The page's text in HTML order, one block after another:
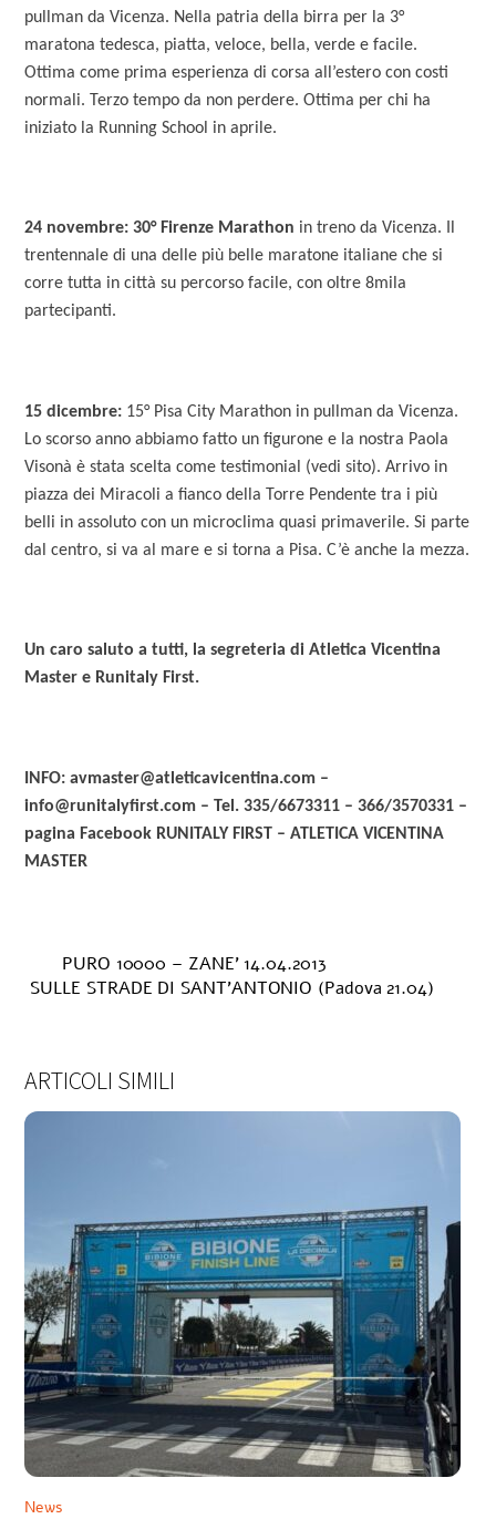
pullman da Vicenza. Nella patria della birra per la 3°
maratona tedesca, piatta, veloce, bella, verde e facile.
Ottima come prima esperienza di corsa all’estero con costi
normali. Terzo tempo da non perdere. Ottima per chi ha
iniziato la Running School in aprile.
24 novembre: 30° Firenze Marathon in treno da Vicenza. Il
trentennale di una delle più belle maratone italiane che si
corre tutta in città su percorso facile, con oltre 8mila
partecipanti.
15 dicembre: 15° Pisa City Marathon in pullman da Vicenza.
Lo scorso anno abbiamo fatto un figurone e la nostra Paola
Visonà è stata scelta come testimonial (vedi sito). Arrivo in
piazza dei Miracoli a fianco della Torre Pendente tra i più
belli in assoluto con un microclima quasi primaverile. Si parte
dal centro, si va al mare e si torna a Pisa. C’è anche la mezza.
Un caro saluto a tutti, la segreteria di Atletica Vicentina
Master e Runitaly First.
INFO: avmaster@atleticavicentina.com –
info@runitalyfirst.com – Tel. 335/6673311 – 366/3570331 –
pagina Facebook RUNITALY FIRST – ATLETICA VICENTINA
MASTER
PURO 10000 – ZANE’ 14.04.2013
SULLE STRADE DI SANT’ANTONIO (Padova 21.04)
ARTICOLI SIMILI
News